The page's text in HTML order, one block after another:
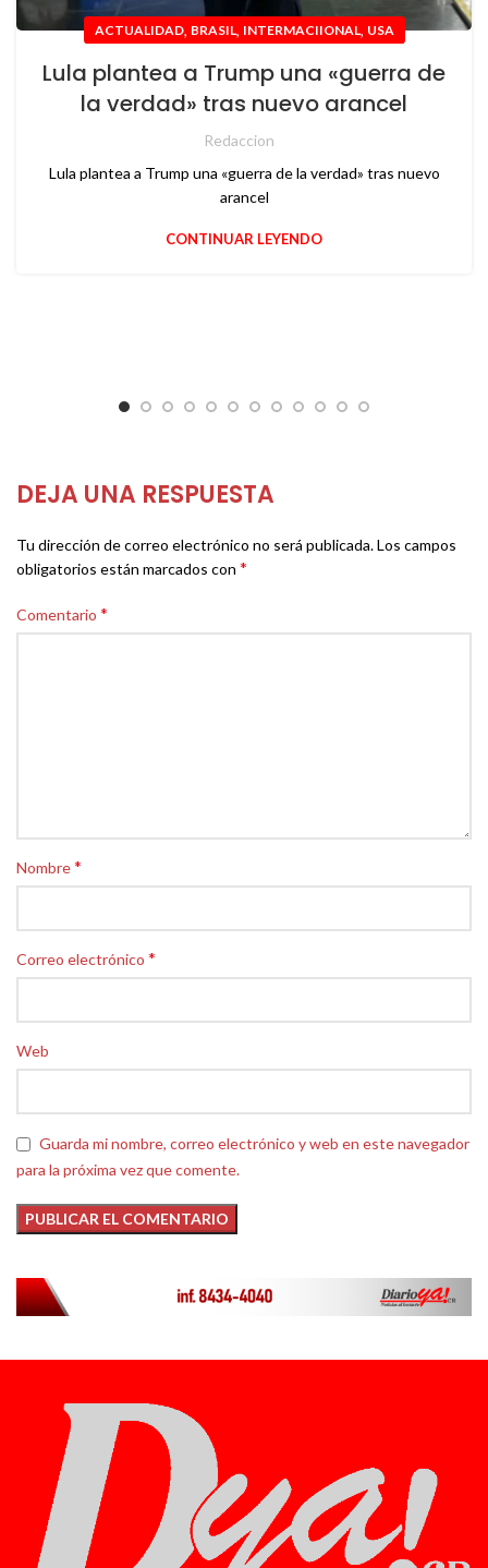
ACTUALIDAD, BRASIL, INTERMACIIONAL, USA
Lula plantea a Trump una «guerra de
la verdad» tras nuevo arancel
Redaccion
Lula plantea a Trump una «guerra de la verdad» tras nuevo
arancel
CONTINUAR LEYENDO
DEJA UNA RESPUESTA
Tu dirección de correo electrónico no será publicada.Los campos
obligatorios están marcados con *
Comentario *
Nombre*
Correo electrónico *
Web
Guarda mi nombre, correo electrónico y web en este navegador
para la próxima vez que comente.